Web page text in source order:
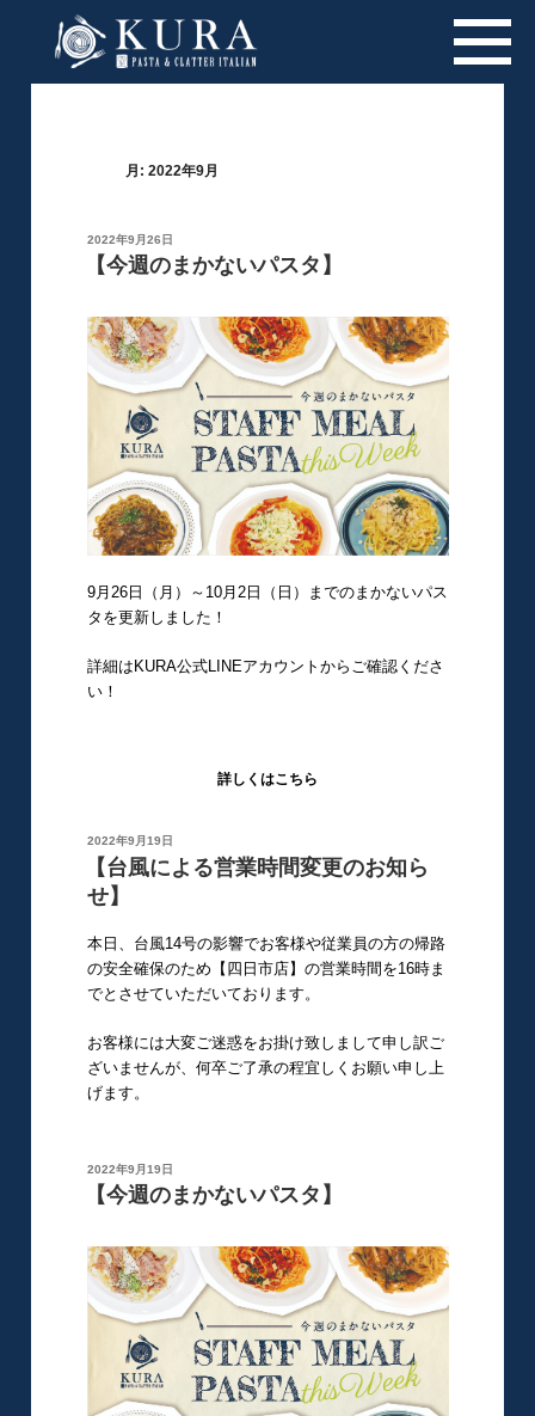
月: 2022年9月
投
日:
2022年9月26日
【今週のまかないパスタ】
9月26日（月）～10月2日（日）までのまかないパス
タを更新しました！
詳細はKURA公式LINEアカウントからご確認くださ
い！
詳しくはこちら
投
日:
2022年9月19日
【台風による営業時間変更のお知ら
せ】
本日、台風14号の影響でお客様や従業員の方の帰路
の安全確保のため【四日市店】の営業時間を16時ま
でとさせていただいております。
お客様には大変ご迷惑をお掛け致しまして申し訳ご
ざいませんが、何卒ご了承の程宜しくお願い申し上
げます。
投
日:
2022年9月19日
【今週のまかないパスタ】